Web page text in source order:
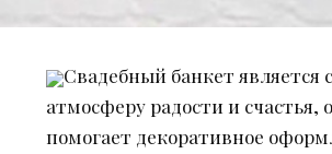
Свадебный банкет является
атмосферу радости и
помогает декоративное